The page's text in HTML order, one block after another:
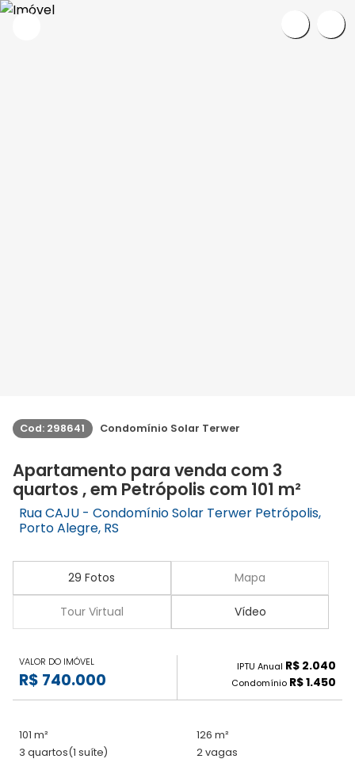
Cod: 298641 Condomínio Solar Terwer
Apartamento para venda com 3
quartos , em Petrópolis com 101 m²
Rua CAJU - Condomínio Solar Terwer Petrópolis,
Porto Alegre, RS
29 Fotos Mapa
Tour Virtual Vídeo
VALOR DO IMÓVEL
R$ 740.000
IPTU Anual R$ 2.040
Condomínio R$ 1.450
101 m²
126 m²
3 quartos(1 suíte) 2 vagas